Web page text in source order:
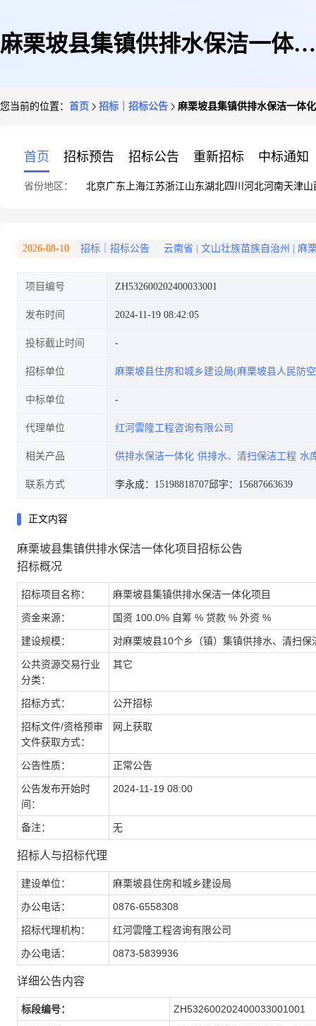
麻栗坡县集镇供排水保洁一体化
您当前的位置： 首页 招标｜招标公告 麻栗坡县集镇供排水保洁一体
首页 招标预告 招标公告 重新招标 中标通知
省份地区： 北京广东 上海江苏浙江山东湖北四川 河北河南天津山
2026-08-10 招标｜招标公告 云南省 文山壮族苗族自治州 麻
项目编号 ZH532600202400033001
发布时间 2024-11-19 08:42:05
投标截止时间
招标单位 麻栗坡县住房和城乡建设局(麻栗坡县人民防
中标单位
代理单位 红河雲隆工程咨询有限公司
相关产品 供排水保洁一体化 供排水、清扫保洁工程 水
联系方式 李永成：15198818707邱宇：15687663639
正文内容
麻栗坡县集镇供排水保洁一体化项目招标公告
招标概况
招标项目名称： 麻栗坡县集镇供排水保洁一体化项目
资金来源： 国资 100.0% 自筹 % 贷款 % 外资 %
建设规模： 对麻栗坡县10个乡（镇）集镇供排水、清扫
公共资源交易行业
分类：
其它
招标方式： 公开招标
招标文件/资格预审
文件获取方式：
网上获取
公告性质： 正常公告
公告发布开始时
间：
2024-11-19 08:00
备注： 无
招标人与招标代理
建设单位： 麻栗坡县住房和城乡建设局
办公电话： 0876-6558308
招标代理机构： 红河雲隆工程咨询有限公司
办公电话： 0873-5839936
详细公告内容
标段编号： ZH532600202400033001001